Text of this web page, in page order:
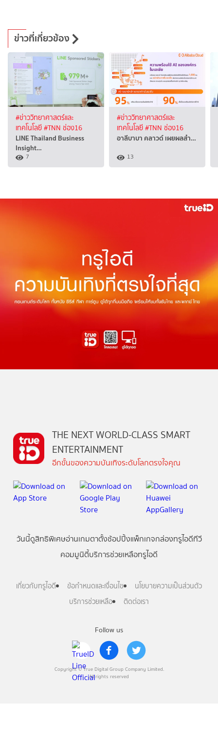
ข่าวที่เกี่ยวข้อง
#ข่าววิทยาศาสตร์และ
เทคโนโลยี#TNN ช่อง16
LINE Thailand Business
Insight…
7
#ข่าววิทยาศาสตร์และ
เทคโนโลยี#TNN ช่อง16
อาลีบาบา คลาวด์ เผยผลสำ…
13
Follow us
Copyright © True Digital Group Company Limited.
All rights reserved
THE NEXT WORLD-CLASS SMART
ENTERTAINMENT
อีกขั้นของความบันเทิงระดับโลกตรงใจคุณ
วันนี้ดูสิทธิพิเศษอ่านเกมตาตั้งช้อปปิ้งแพ็กเกจกล่องทรูไอดีทีวี
คอมมูนิตี้บริการช่วยเหลือทรูไอดี
เกี่ยวกับทรูไอดี ข้อกำหนดและเงื่อนไข
นโยบายความเป็นส่วนตัว
บริการช่วยเหลือ
ติดต่อเรา